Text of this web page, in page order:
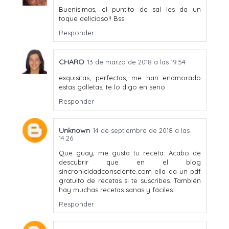
Buenísimas, el puntito de sal les da un
toque delicioso!! Bss.
Responder
CHARO 13 de marzo de 2018 a las 19:54
exquisitas, perfectas, me han enamorado
estas galletas, te lo digo en serio
Responder
Unknown 14 de septiembre de 2018 a las
14:26
Que guay, me gusta tu receta. Acabo de
descubrir que en el blog
sincronicidadconsciente.com ella da un pdf
gratuito de recetas si te suscribes. También
hay muchas recetas sanas y fáciles.
Responder